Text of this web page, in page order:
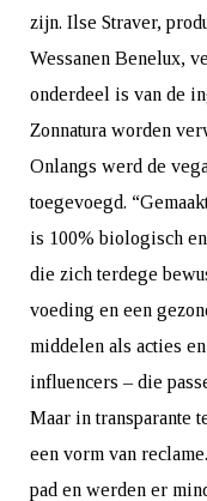
zijn. Ilse Straver,
Wessanen Benelux,
onderdeel is van de
Zonnatura worden
Onlangs werd de
toegevoegd.
is 100% biologisch
die zich terdege
voeding en een
middelen als acties
influencers – die
Maar in transparante
een vorm van
pad en werden er